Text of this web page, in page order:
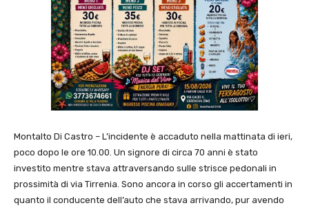
Montalto Di Castro – L’incidente è accaduto nella mattinata di ieri,
poco dopo le ore 10.00. Un signore di circa 70 anni è stato
investito mentre stava attraversando sulle strisce pedonali in
prossimità di via Tirrenia. Sono ancora in corso gli accertamenti in
quanto il conducente dell’auto che stava arrivando, pur avendo